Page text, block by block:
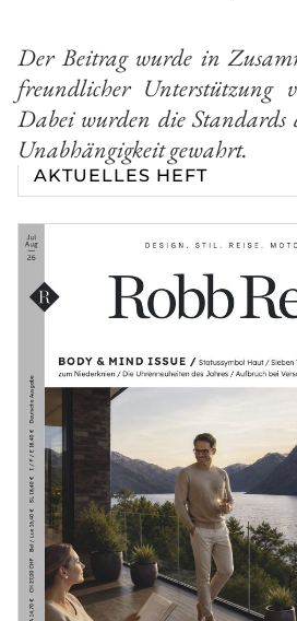
AKTUELLES HEFT
Der Beitrag wurde in
freundlicher Unterstützung
Dabei wurden die Standards
Unabhängigkeit gewahrt.